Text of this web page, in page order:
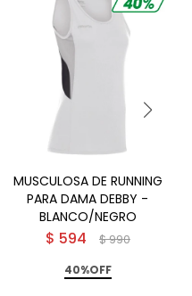
MUSCULOSA DE RUNNING
PARA DAMA DEBBY -
BLANCO/NEGRO
$ 594 $990
40%OFF